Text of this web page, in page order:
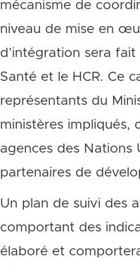
mécanisme de
niveau de mise en
d’intégration sera
Santé et le HCR. Ce
représentants du
ministères impliqués,
agences des Nations
partenaires de
Un plan de suivi des
comportant des
élaboré et